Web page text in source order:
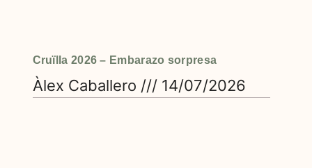
Cruïlla 2026 – Embarazo sorpresa
Àlex Caballero 14/07/2026